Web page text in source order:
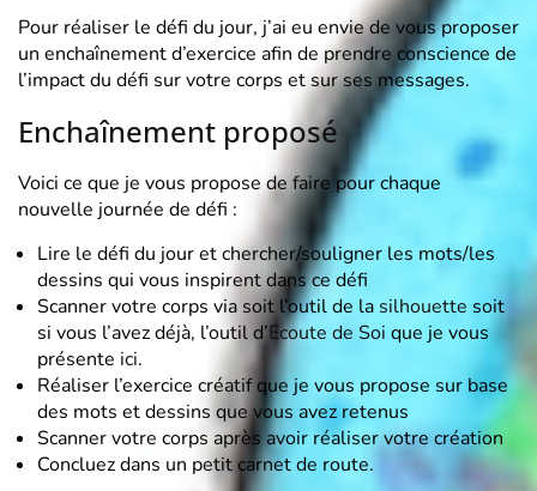
Pour réaliser le défi du jour, j’ai eu envie de vous proposer
un enchaînement d’exercice afin de prendre conscience de
l’impact du défi sur votre corps et sur ses messages.
Enchaînement proposé
Voici ce que je vous propose de faire pour chaque
nouvelle journée de défi :
Lire le défi du jour et chercher/souligner les mots/les
dessins qui vous inspirent dans ce défi
Scanner votre corps via soit l’outil de la silhouette soit
si vous l’avez déjà, l’outil d’Ecoute de Soi que je vous
présente ici.
Réaliser l’exercice créatif que je vous propose sur base
des mots et dessins que vous avez retenus
Scanner votre corps après avoir réaliser votre création
Concluez dans un petit carnet de route.